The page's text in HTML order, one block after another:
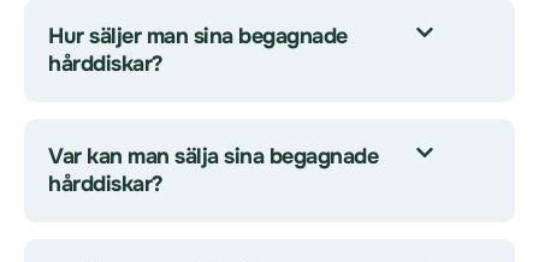
Hur säljer man sina begagnade
hårddiskar?
Var kan man sälja sina begagnade
hårddiskar?